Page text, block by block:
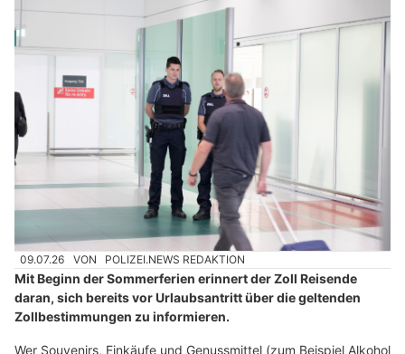
09.07.26 VON POLIZEI.NEWS REDAKTION
Mit Beginn der Sommerferien erinnert der Zoll Reisende
daran, sich bereits vor Urlaubsantritt über die geltenden
Zollbestimmungen zu informieren.
Wer Souvenirs, Einkäufe und Genussmittel (zum Beispiel Alkohol